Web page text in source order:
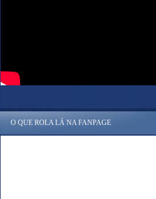
O QUE ROLA LÁ NA FANPAGE